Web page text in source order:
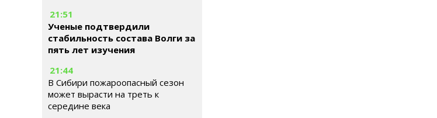
21:51
Ученые подтвердили
стабильность состава Волги за
пять лет изучения
21:44
В Сибири пожароопасный сезон
может вырасти на треть к
середине века